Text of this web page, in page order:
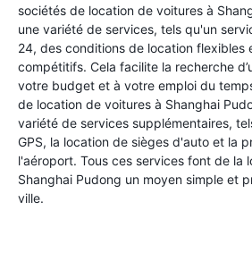
sociétés de location de voitures à
une variété de services, tels qu'un
24, des conditions de location flexibles
compétitifs. Cela facilite la recherche
votre budget et à votre emploi du
de location de voitures à Shanghai
variété de services supplémentaires,
GPS, la location de sièges d'auto et la
l'aéroport. Tous ces services font de la
Shanghai Pudong un moyen simple et
ville.